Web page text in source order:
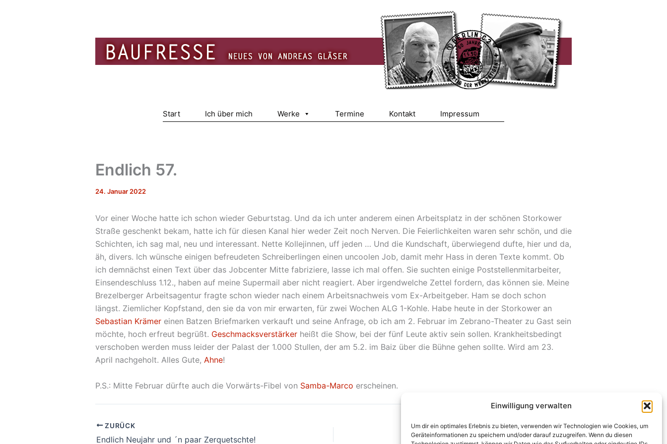
Einwilligung verwalten
Um dir ein optimales Erlebnis zu bieten, verwenden wir Technologien wie Cookies, um
Geräteinformationen zu speichern und/oder darauf zuzugreifen. Wenn du diesen
Start Ich über mich Werke Termine Kontakt Impressum
Endlich 57.
24. Januar 2022
Vor einer Woche hatte ich schon wieder Geburtstag. Und da ich unter anderem einen Arbeitsplatz in der schönen Storkower
Straße geschenkt bekam, hatte ich für diesen Kanal hier weder Zeit noch Nerven. Die Feierlichkeiten waren sehr schön, und die
Schichten, ich sag mal, neu und interessant. Nette Kollejinnen, uff jeden … Und die Kundschaft, überwiegend dufte, hier und da,
äh, divers. Ich wünsche einigen befreudeten Schreiberlingen einen uncoolen Job, damit mehr Hass in deren Texte kommt. Ob
ich demnächst einen Text über das Jobcenter Mitte fabriziere, lasse ich mal offen. Sie suchten einige Poststellenmitarbeiter,
Einsendeschluss 1.12., haben auf meine Supermail aber nicht reagiert. Aber irgendwelche Zettel fordern, das können sie. Meine
Brezelberger Arbeitsagentur fragte schon wieder nach einem Arbeitsnachweis vom Ex-Arbeitgeber. Ham se doch schon
längst. Ziemlicher Kopfstand, den sie da von mir erwarten, für zwei Wochen ALG 1-Kohle. Habe heute in der Storkower an
Sebastian Krämer einen Batzen Briefmarken verkauft und seine Anfrage, ob ich am 2. Februar im Zebrano-Theater zu Gast sein
möchte, hoch erfreut begrüßt. Geschmacksverstärker heißt die Show, bei der fünf Leute aktiv sein sollen. Krankheitsbedingt
verschoben werden muss leider der Palast der 1.000 Stullen, der am 5.2. im Baiz über die Bühne gehen sollte. Wird am 23.
April nachgeholt. Alles Gute, Ahne!
P.S.: Mitte Februar dürfte auch die Vorwärts-Fibel von Samba-Marco erscheinen.
ZURÜCK
Endlich Neujahr und ´n paar Zerquetschte!
WEITER
Scheiß Seuche